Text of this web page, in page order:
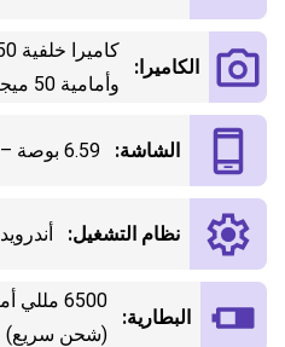
الكاميرا:
وأمامية 50 ميجا بكسل
الشاشة: 6.59 بوصة – بدقة 1256×2760
نظام التشغيل: أندرويد 16 بواجهة ColorOS 16
البطارية:
(شحن سريع)